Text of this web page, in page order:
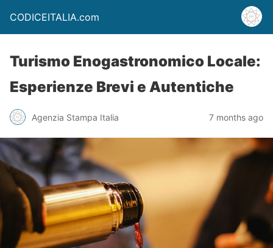
CODICEITALIA.com
Turismo Enogastronomico Locale:
Esperienze Brevi e Autentiche
Agenzia Stampa Italia 7 months ago